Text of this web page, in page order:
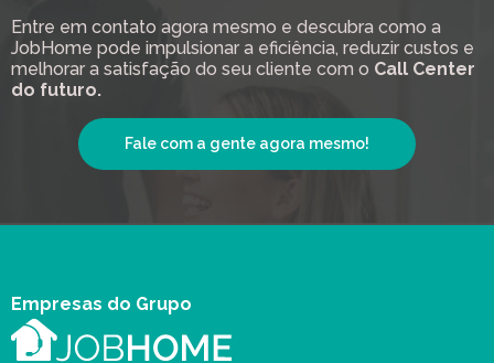
Entre em contato agora mesmo e descubra como a
JobHome pode impulsionar a eficiência, reduzir custos e
melhorar a satisfação do seu cliente com o Call Center
do futuro.
Fale com a gente agora mesmo!
Empresas do Grupo